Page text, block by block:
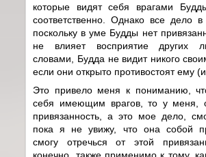
которые видят себя врагами
соответственно. Однако все дело
поскольку в уме Будды нет
не влияет восприятие других
словами, Будда не видит никого
если они открыто противостоят ему
Это привело меня к пониманию,
себя имеющим врагов, то у меня,
привязанность, а это мое дело,
пока я не увижу, что она собой
смогу отречься от этой
конечно, также применимо к тому,